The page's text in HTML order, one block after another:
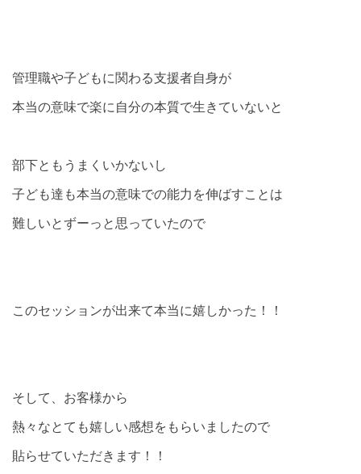
管理職や子どもに関わる支援者自身が
本当の意味で楽に自分の本質で生きていないと
部下ともうまくいかないし
子ども達も本当の意味での能力を伸ばすことは
難しいとずーっと思っていたので
このセッションが出来て本当に嬉しかった！！
そして、お客様から
熱々なとても嬉しい感想をもらいましたので
貼らせていただきます！！